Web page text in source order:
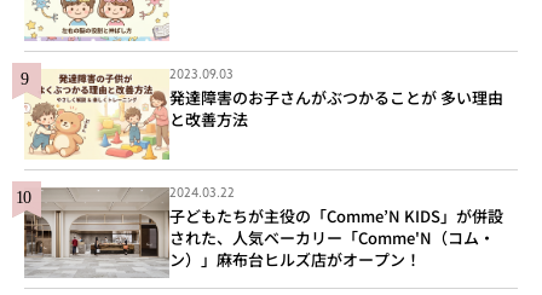
2023.09.03
発達障害のお子さんがぶつかることが 多い理由
と改善方法
2024.03.22
子どもたちが主役の「Comme’N KIDS」が併設
された、人気ベーカリー「Comme'N（コム・
ン）」麻布台ヒルズ店がオープン！